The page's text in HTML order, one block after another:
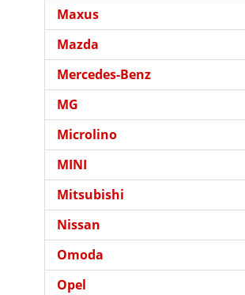
Maxus
Mazda
Mercedes-Benz
MG
Microlino
MINI
Mitsubishi
Nissan
Omoda
Opel